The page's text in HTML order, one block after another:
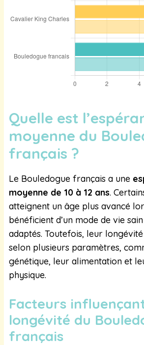
Quelle est
moyenne du
français ?
Le Bouledogue français a une
moyenne de 10 à 12 ans.
atteignent un âge plus avancé
bénéficient d’un mode de vie
adaptés. Toutefois, leur
selon plusieurs paramètres,
génétique, leur alimentation et
physique.
Facteurs
longévité du
français